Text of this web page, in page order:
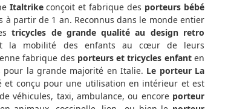
Italtrikeconçoit et fabrique des porteurs bébé
partir de 1 an. Reconnus dans le monde entier
tricycles de grande qualité au design retro
la mobilité des enfants au cœur de leurs
fabrique des porteurs et tricycles enfanten
la grande majorité en Italie. Le porteur La
et conçu pour une utilisation en intérieur et est
véhicules, taxi, ambulance, ou encore porteur